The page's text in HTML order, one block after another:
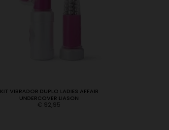
KIT VIBRADOR DUPLO LADIES AFFAIR
UNDERCOVER LIASON
€ 92,95